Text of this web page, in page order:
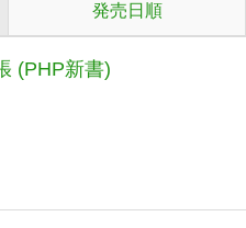
発売日順
(PHP新書)